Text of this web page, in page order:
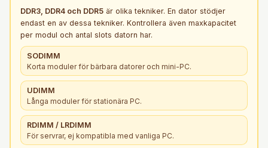
DDR3, DDR4 och DDR5 är olika tekniker. En dator stödjer
endast en av dessa tekniker. Kontrollera även maxkapacitet
per modul och antal slots datorn har.
SODIMM
Korta moduler för bärbara datorer och mini-PC.
UDIMM
Långa moduler för stationära PC.
RDIMM / LRDIMM
För servrar, ej kompatibla med vanliga PC.